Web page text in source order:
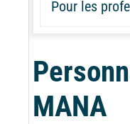
Pour les
MANA